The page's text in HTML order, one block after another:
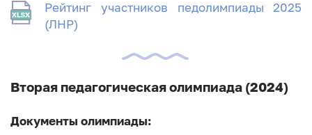
Рейтинг участников педолимпиады 2025
(ЛНР)
Вторая педагогическая олимпиада (2024)
Документы олимпиады: